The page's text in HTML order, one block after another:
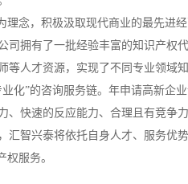
理念，积极汲取现代商业的最先进
司拥有了一批经验丰富的知识产权
等人才资源，实现了不同专业领域
化”的咨询服务链。年申请高新企业
、快速的反应能力、合理且有竞争
汇智兴泰将依托自身人才、服务优
权服务。